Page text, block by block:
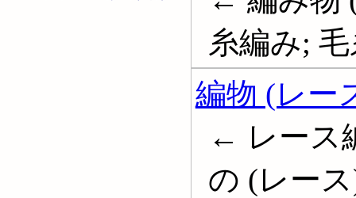
糸編み;
編物 (レー
← レース
の (レー